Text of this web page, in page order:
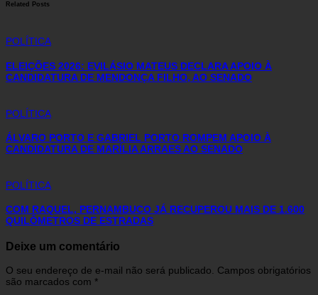
Related Posts
POLÍTICA
ELEIÇÕES 2026: EVILÁSIO MATEUS DECLARA APOIO À
CANDIDATURA DE MENDONÇA FILHO, AO SENADO
POLÍTICA
ÁLVARO PORTO E GABRIEL PORTO ROMPEM APOIO À
CANDIDATURA DE MARÍLIA ARRAES AO SENADO
POLÍTICA
COM RAQUEL, PERNAMBUCO JÁ RECUPEROU MAIS DE 1.600
QUILÔMETROS DE ESTRADAS
Deixe um comentário
O seu endereço de e-mail não será publicado. Campos obrigatórios
são marcados com *